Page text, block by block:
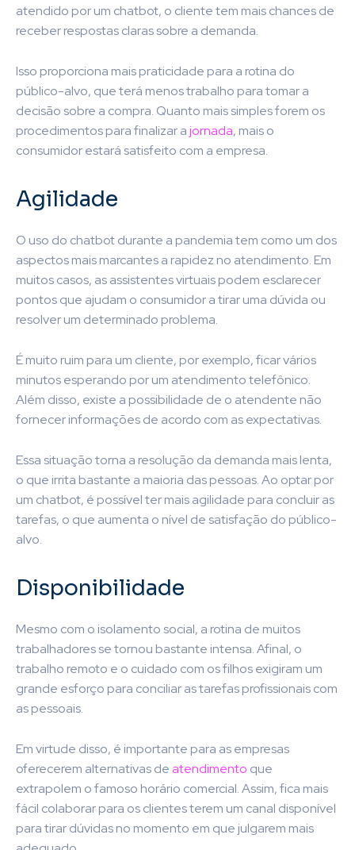
atendido por um chatbot, o cliente tem mais chances de
receber respostas claras sobre a demanda.
Isso proporciona mais praticidade para a rotina do
público-alvo, que terá menos trabalho para tomar a
decisão sobre a compra. Quanto mais simples forem os
procedimentos para finalizar ajornada, mais o
consumidor estará satisfeito com a empresa.
Agilidade
O uso do chatbot durante a pandemia tem como um dos
aspectos mais marcantes a rapidez no atendimento. Em
muitos casos, as assistentes virtuais podem esclarecer
pontos que ajudam o consumidor a tirar uma dúvida ou
resolver um determinado problema.
É muito ruim para um cliente, por exemplo, ficar vários
minutos esperando por um atendimento telefônico.
Além disso, existe a possibilidade de o atendente não
fornecer informações de acordo com as expectativas.
Essa situação torna a resolução da demanda mais lenta,
o que irrita bastante a maioria das pessoas. Ao optar por
um chatbot, é possível ter mais agilidade para concluir as
tarefas, o que aumenta o nível de satisfação do público-
alvo.
Disponibilidade
Mesmo com o isolamento social, a rotina de muitos
trabalhadores se tornou bastante intensa. Afinal, o
trabalho remoto e o cuidado com os filhos exigiram um
grande esforço para conciliar as tarefas profissionais com
as pessoais.
Em virtude disso, é importante para as empresas
oferecerem alternativas deatendimento que
extrapolem o famoso horário comercial. Assim, fica mais
fácil colaborar para os clientes terem um canal disponível
para tirar dúvidas no momento em que julgarem mais